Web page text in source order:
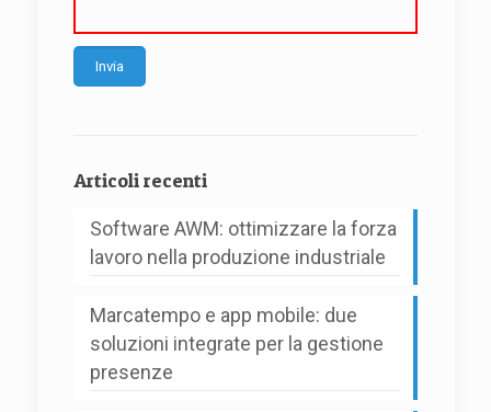
Articoli recenti
Software AWM: ottimizzare la forza
lavoro nella produzione industriale
Marcatempo e app mobile: due
soluzioni integrate per la gestione
presenze